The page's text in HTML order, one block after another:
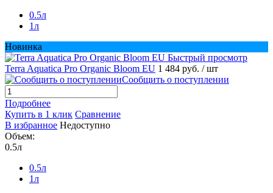
0.5л
1л
Новинка
Быстрый просмотр
Terra Aquatica Pro Organic Bloom EU 1 484 руб. / шт
Сообщить о поступлении
Подробнее
Купить в 1 клик Сравнение
В избранное Недоступно
Объем:
0.5л
0.5л
1л